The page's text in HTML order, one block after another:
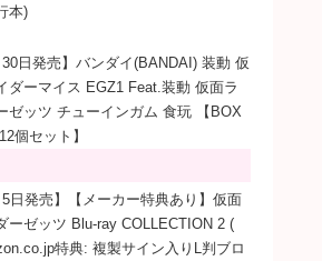
本)
30日発売】バンダイ(BANDAI) 装動 仮
ダーマイス EGZ1 Feat.装動 仮面ラ
ゼッツ チューインガム 食玩 【BOX
個セット】
5日発売】【メーカー特典あり】仮面
ーゼッツ Blu-ray COLLECTION 2 (
特典: 複製サイン入りL判ブロ